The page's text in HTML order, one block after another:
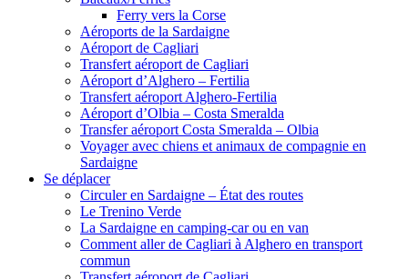
Ferry vers la Corse
Aéroports de la Sardaigne
Aéroport de Cagliari
Transfert aéroport de Cagliari
Aéroport d’Alghero – Fertilia
Transfert aéroport Alghero-Fertilia
Aéroport d’Olbia – Costa Smeralda
Transfer aéroport Costa Smeralda – Olbia
Voyager avec chiens et animaux de compagnie en
Sardaigne
Se déplacer
Circuler en Sardaigne – État des routes
Le Trenino Verde
La Sardaigne en camping-car ou en van
Comment aller de Cagliari à Alghero en transport
commun